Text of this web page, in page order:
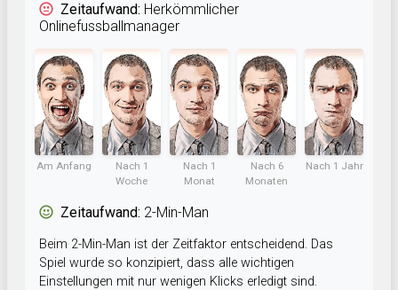
Zeitaufwand: Herkömmlicher
Onlinefussballmanager
Am Anfang
Nach 1
Woche
Nach 1
Monat
Nach 6
Monaten
Nach 1 Jahr
Zeitaufwand: 2-Min-Man
Beim 2-Min-Man ist der Zeitfaktor entscheidend. Das
Spiel wurde so konzipiert, dass alle wichtigen
Einstellungen mit nur wenigen Klicks erledigt sind.